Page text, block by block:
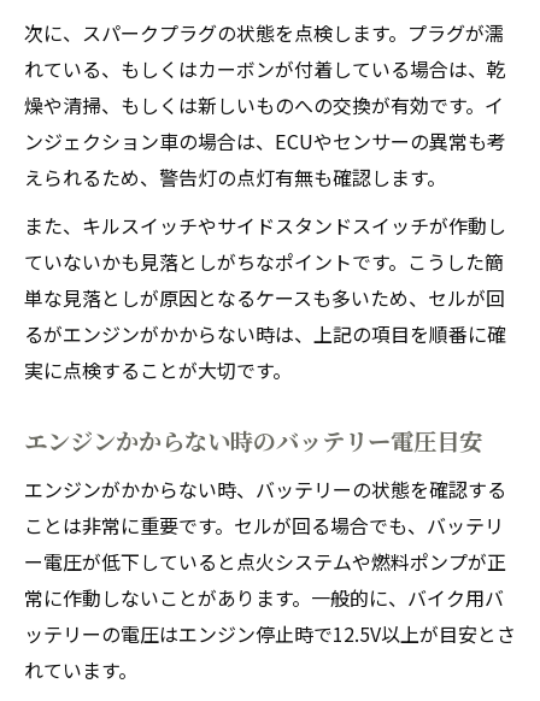
次に、スパークプラグの状態を点検します。プラグが濡
れている、もしくはカーボンが付着している場合は、乾
燥や清掃、もしくは新しいものへの交換が有効です。イ
ンジェクション車の場合は、ECUやセンサーの異常も考
えられるため、警告灯の点灯有無も確認します。
また、キルスイッチやサイドスタンドスイッチが作動し
ていないかも見落としがちなポイントです。こうした簡
単な見落としが原因となるケースも多いため、セルが回
るがエンジンがかからない時は、上記の項目を順番に確
実に点検することが大切です。
エンジンかからない時のバッテリー電圧目安
エンジンがかからない時、バッテリーの状態を確認する
ことは非常に重要です。セルが回る場合でも、バッテリ
ー電圧が低下していると点火システムや燃料ポンプが正
常に作動しないことがあります。一般的に、バイク用バ
ッテリーの電圧はエンジン停止時で12.5V以上が目安とさ
れています。